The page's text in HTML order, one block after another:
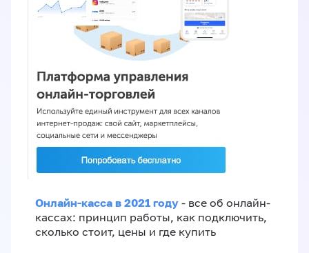
Онлайн-касса в 2021 году - все об онлайн-
кассах: принцип работы, как подключить,
сколько стоит, цены и где купить